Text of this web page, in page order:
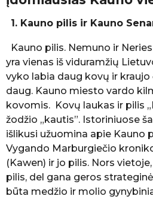
e
K
e
l
i
a
u
t
o
j
a
1. Kauno pilis ir Kauno
Kauno pilis. Nemuno ir
yra vienas iš viduramžių
vyko labia daug kovų ir
daug. Kauno miesto vardo
kovomis. Kovų laukas ir pilis
žodžio „kautis”. Istoriniuose
išlikusi užuomina apie Kauno
Vygando Marburgiečio
(Kawen) ir jo pilis. Nors
pilis, del gana geros
būta medžio ir molio